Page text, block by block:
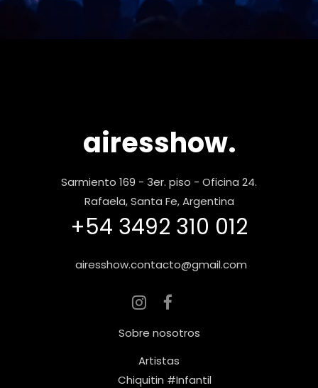
airesshow.
Sarmiento 169 - 3er. piso - Oficina 24.
Rafaela, Santa Fe, Argentina
+54 3492 310 012
airesshow.contacto@gmail.com
Sobre nosotros
Artistas
Chiquitin #Infantil